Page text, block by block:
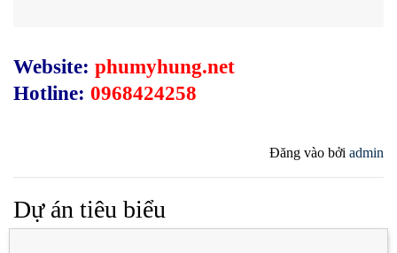
Website: phumyhung.net
Hotline: 0968424258
Đăng vào bởi admin
Dự án tiêu biểu